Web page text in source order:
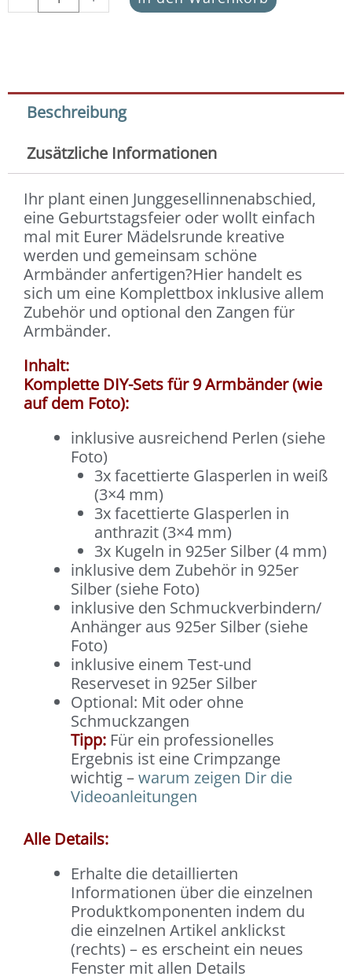
Beschreibung
Zusätzliche Informationen
Ihr plant einen Junggesellinnenabschied,
eine Geburtstagsfeier oder wollt einfach
mal mit Eurer Mädelsrunde kreative
werden und gemeinsam schöne
Armbänder anfertigen?Hier handelt es
sich um eine Komplettbox inklusive allem
Zubehör und optional den Zangen für
Armbänder.
Inhalt:
Komplette DIY-Sets für 9 Armbänder (wie
auf dem Foto):
inklusive ausreichend Perlen (siehe
Foto)
3x facettierte Glasperlen in weiß
(3×4 mm)
3x facettierte Glasperlen in
anthrazit (3×4 mm)
3x Kugeln in 925er Silber (4 mm)
inklusive dem Zubehör in 925er
Silber (siehe Foto)
inklusive den Schmuckverbindern/
Anhänger aus 925er Silber (siehe
Foto)
inklusive einem Test-und
Reserveset in 925er Silber
Optional: Mit oder ohne
Schmuckzangen
Tipp: Für ein professionelles
Ergebnis ist eine Crimpzange
wichtig –warum zeigen Dir die
Videoanleitungen
Alle Details:
Erhalte die detaillierten
Informationen über die einzelnen
Produktkomponenten indem du
die einzelnen Artikel anklickst
(rechts) – es erscheint ein neues
Fenster mit allen Details